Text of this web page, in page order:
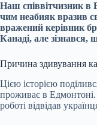
Наш співвітчизник в
чим неабияк вразив
вражений керівник
Канаді, але
Причина здивування
Цією історією
проживає в
роботі відвідав